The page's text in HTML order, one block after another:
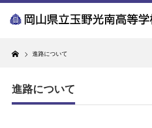
Home
進路について
進路について